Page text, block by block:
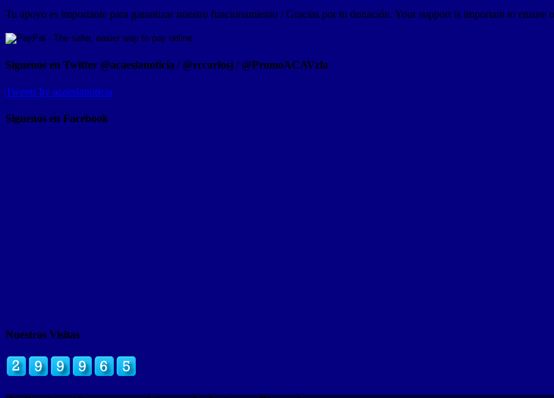
Tu apoyo es importante para garantizar nuestro funcionamiento / Gracias por tu donación. Your support is important to
Síguenos en Twitter @acaeslanoticia / @rccarlosj / @PromoACAVzla
Tweets by acaeslanoticia
Siguenos en Facebook
Nuestras Visitas